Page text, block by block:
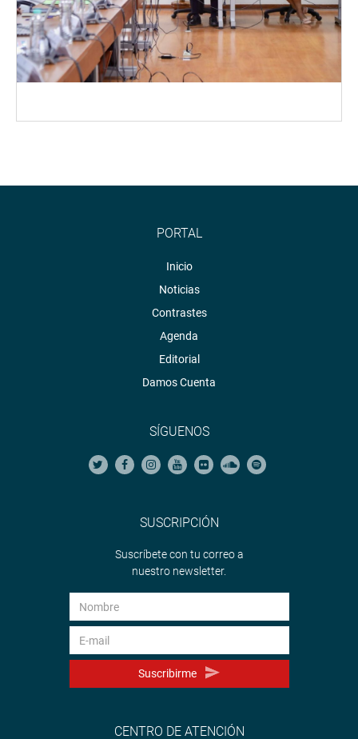
PORTAL
Inicio
Noticias
Contrastes
Agenda
Editorial
Damos Cuenta
SÍGUENOS
SUSCRIPCIÓN
Suscríbete con tu correo a
nuestro newsletter.
Suscribirme
CENTRO DE ATENCIÓN